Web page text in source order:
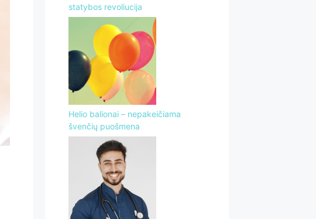
statybos revoliucija
Helio balionai – nepakeičiama
švenčių puošmena